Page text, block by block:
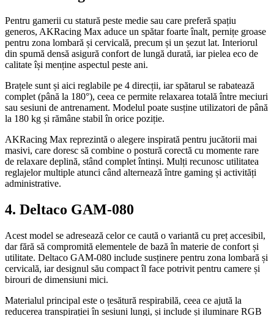
Pentru gamerii cu statură peste medie sau care preferă spațiu
generos, AKRacing Max aduce un spătar foarte înalt, pernițe groase
pentru zona lombară și cervicală, precum și un șezut lat. Interiorul
din spumă densă asigură confort de lungă durată, iar pielea eco de
calitate își menține aspectul peste ani.
Brațele sunt și aici reglabile pe 4 direcții, iar spătarul se rabatează
complet (până la 180°), ceea ce permite relaxarea totală între meciuri
sau sesiuni de antrenament. Modelul poate susține utilizatori de până
la 180 kg și rămâne stabil în orice poziție.
AKRacing Max reprezintă o alegere inspirată pentru jucătorii mai
masivi, care doresc să combine o postură corectă cu momente rare
de relaxare deplină, stând complet întinși. Mulți recunosc utilitatea
reglajelor multiple atunci când alternează între gaming și activități
administrative.
4. Deltaco GAM-080
Acest model se adresează celor ce caută o variantă cu preț accesibil,
dar fără să compromită elementele de bază în materie de confort și
utilitate. Deltaco GAM-080 include susținere pentru zona lombară și
cervicală, iar designul său compact îl face potrivit pentru camere și
birouri de dimensiuni mici.
Materialul principal este o țesătură respirabilă, ceea ce ajută la
reducerea transpirației în sesiuni lungi, și include și iluminare RGB